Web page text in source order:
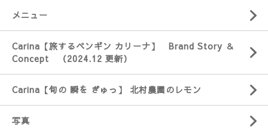
メニュー
Carina【旅するペンギン カリーナ】 Brand Story ＆
Concept （2024.12 更新）
Carina【旬の 瞬を ぎゅっ】 北村農園のレモン
写真